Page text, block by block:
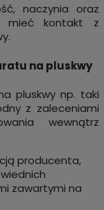
naczynia oraz
mieć kontakt z
na pluskwy
pluskwy np. taki
z zaleceniami
wewnątrz
producenta,
zawartymi na